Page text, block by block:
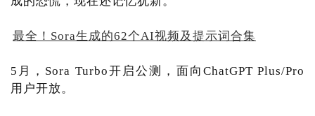
最全！Sora生成的62个AI视频及提示词合集
5月，Sora Turbo开启公测，面向ChatGPT Plus/Pro
用户开放。